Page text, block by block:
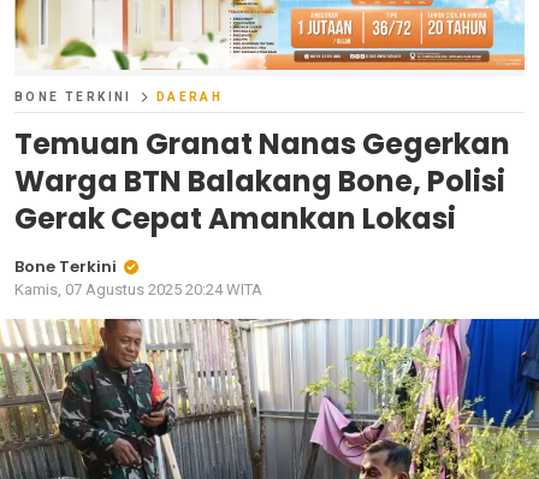
BONE TERKINI DAERAH
Temuan Granat Nanas Gegerkan
Warga BTN Balakang Bone, Polisi
Gerak Cepat Amankan Lokasi
Bone Terkini
Kamis, 07 Agustus 2025 20:24 WITA